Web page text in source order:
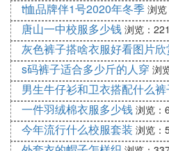
t恤品牌伴1号2020年冬季 浏
唐山一中校服多少钱 浏览：221
灰色裤子搭啥衣服好看图片欣
s码裤子适合多少斤的人穿 浏
男生牛仔衫和卫衣搭配什么裤
一件羽绒棉衣服多少钱 浏览：
今年流行什么校服套装 浏览：